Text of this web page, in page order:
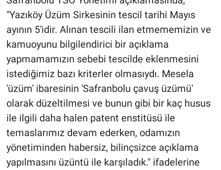
"Yazıköy Üzüm Sirkesinin tescil tarihi Mayıs
ayının 5'idir. Alınan tescili ilan etmememizin ve
kamuoyunu bilgilendirici bir açıklama
yapmamamızın sebebi tescilde eklenmesini
istediğimiz bazı kriterler olmasıydı. Mesela
'üzüm' ibaresinin 'Safranbolu çavuş üzümü'
olarak düzeltilmesi ve bunun gibi bir kaç husus
ile ilgili daha halen patent enstitüsü ile
temaslarımız devam ederken, odamızın
yönetiminden habersiz, bilinçsizce açıklama
yapılmasını üzüntü ile karşıladık." ifadelerine